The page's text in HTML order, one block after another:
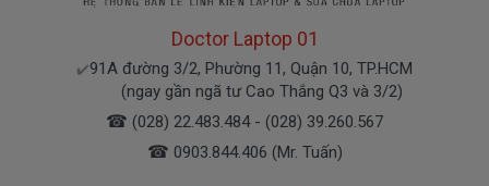
Doctor Laptop 01
✔️91A đường 3/2, Phường 11, Quận 10, TP.HCM
(ngay gần ngã tư Cao Thắng Q3 và 3/2)
☎ (028) 22.483.484 - (028) 39.260.567
☎ 0903.844.406 (Mr. Tuấn)